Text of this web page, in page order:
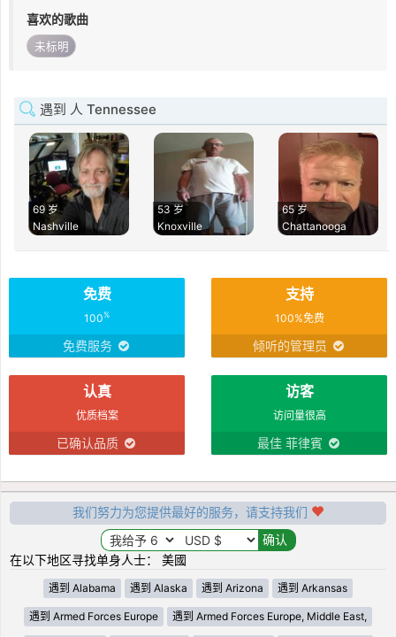
喜欢的歌曲
未标明
遇到 人 Tennessee
69 岁
Nashville
53 岁
Knoxville
65 岁
Chattanooga
免费
100%
免费服务
支持
100%免费
倾听的管理员
认真
优质档案
已确认品质
访客
访问量很高
最佳 菲律賓
我们努力为您提供最好的服务，请支持我们
在以下地区寻找单身人士： 美國
遇到 Alabama 遇到 Alaska 遇到 Arizona 遇到 Arkansas
遇到 Armed Forces Europe 遇到 Armed Forces Europe, Middle East,